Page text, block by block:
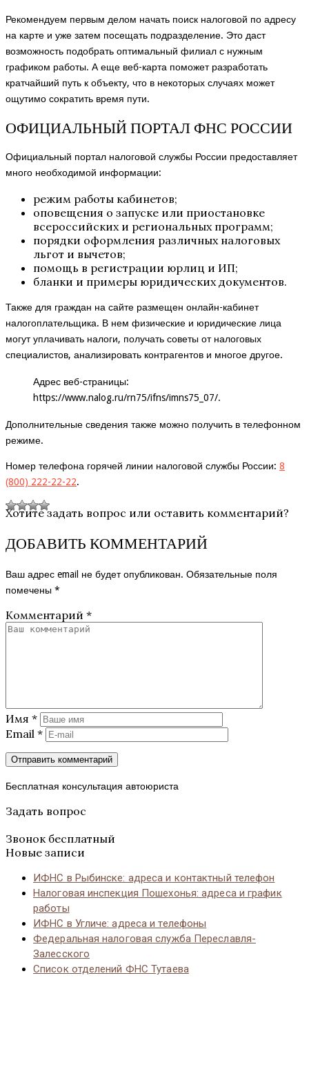
Рекомендуем первым делом начать поиск налоговой по адресу
на карте и уже затем посещать подразделение. Это даст
возможность подобрать оптимальный филиал с нужным
графиком работы. А еще веб-карта поможет разработать
кратчайший путь к объекту, что в некоторых случаях может
ощутимо сократить время пути.
ОФИЦИАЛЬНЫЙ ПОРТАЛ ФНС РОССИИ
Официальный портал налоговой службы России предоставляет
много необходимой информации:
режим работы кабинетов;
оповещения о запуске или приостановке
всероссийских и региональных программ;
порядки оформления различных налоговых
льгот и вычетов;
помощь в регистрации юрлиц и ИП;
бланки и примеры юридических документов.
Также для граждан на сайте размещен онлайн-кабинет
налогоплательщика. В нем физические и юридические лица
могут уплачивать налоги, получать советы от налоговых
специалистов, анализировать контрагентов и многое другое.
Адрес веб-страницы:
https://www.nalog.ru/rn75/ifns/imns75_07/.
Дополнительные сведения также можно получить в телефонном
режиме.
Номер телефона горячей линии налоговой службы России: 8
(800) 222-22-22.
Хотите задать вопрос или оставить комментарий?
ДОБАВИТЬ КОММЕНТАРИЙ
Ваш адрес email не будет опубликован. Обязательные поля
помечены *
Комментарий *
Имя *
Email *
Бесплатная консультация автоюриста
Задать вопрос
Звонок бесплатный
Новые записи
ИФНС в Рыбинске: адреса и контактный телефон
Налоговая инспекция Пошехонья: адреса и график
работы
ИФНС в Угличе: адреса и телефоны
Федеральная налоговая служба Переславля-
Залесского
Список отделений ФНС Тутаева